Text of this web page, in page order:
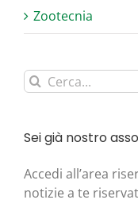
Zootecnia
Cerca
per:
Sei già nostro
Acce­di all’area
noti­zie a te